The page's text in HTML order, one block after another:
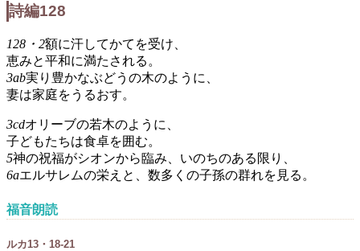
詩編128
128・2額に汗してかてを受け、
恵みと平和に満たされる。
3ab実り豊かなぶどうの木のように、
妻は家庭をうるおす。
3cdオリーブの若木のように、
子どもたちは食卓を囲む。
5神の祝福がシオンから臨み、いのちのある限り、
6aエルサレムの栄えと、数多くの子孫の群れを見る。
福音朗読
ルカ13・18-21